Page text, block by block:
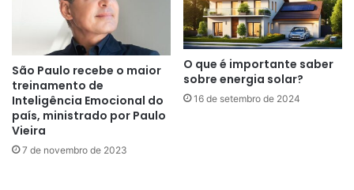
São Paulo recebe o maior
treinamento de
Inteligência Emocional do
país, ministrado por Paulo
Vieira
7 de novembro de 2023
O que é importante saber
sobre energia solar?
16 de setembro de 2024